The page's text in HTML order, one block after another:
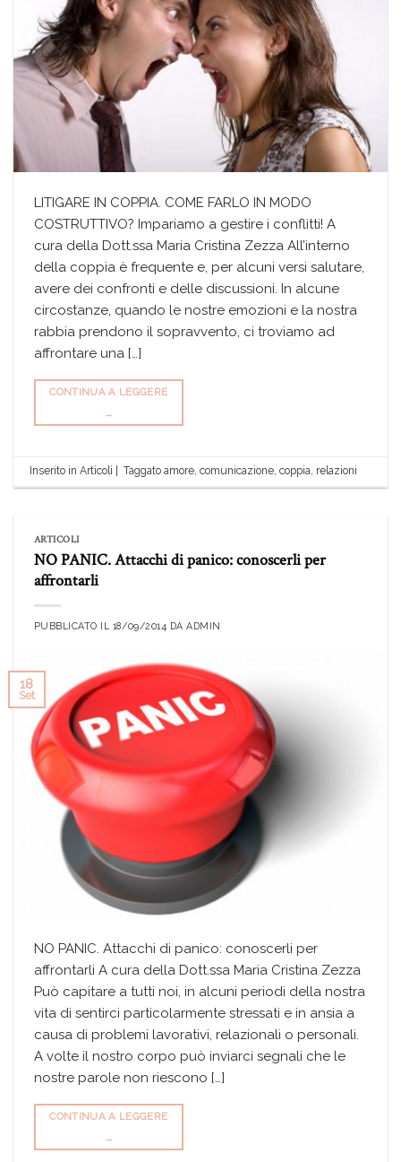
LITIGARE IN COPPIA. COME FARLO IN MODO
COSTRUTTIVO? Impariamo a gestire i conflitti! A
cura della Dott.ssa Maria Cristina Zezza All’interno
della coppia è frequente e, per alcuni versi salutare,
avere dei confronti e delle discussioni. In alcune
circostanze, quando le nostre emozioni e la nostra
rabbia prendono il sopravvento, ci troviamo ad
affrontare una […]
CONTINUA A LEGGERE
→
Inserito inArticoli Taggatoamore,comunicazione,coppia, relazioni
ARTICOLI
NO PANIC. Attacchi di panico: conoscerli per
affrontarli
PUBBLICATO IL 18/09/2014 DAADMIN
18
Set
NO PANIC. Attacchi di panico: conoscerli per
affrontarli A cura della Dott.ssa Maria Cristina Zezza
Può capitare a tutti noi, in alcuni periodi della nostra
vita di sentirci particolarmente stressati e in ansia a
causa di problemi lavorativi, relazionali o personali.
A volte il nostro corpo può inviarci segnali che le
nostre parole non riescono […]
CONTINUA A LEGGERE
→